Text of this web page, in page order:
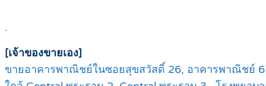
.
[เจ้าของขายเอง]
ขายอาคารพาณิชย์ในซอยสุขสวัสดิ์ 26, อาคารพาณิชย์ 6